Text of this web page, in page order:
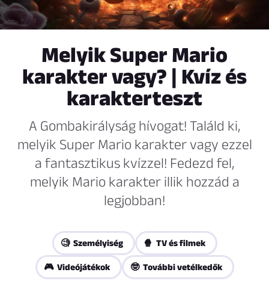
Melyik Super Mario
karakter vagy? | Kvíz és
karakterteszt
A Gombakirályság hívogat! Találd ki,
melyik Super Mario karakter vagy ezzel
a fantasztikus kvízzel! Fedezd fel,
melyik Mario karakter illik hozzád a
legjobban!
🧐 Személyiség 🍿 TV és filmek
🎮 Videójátékok 🤓 További vetélkedők